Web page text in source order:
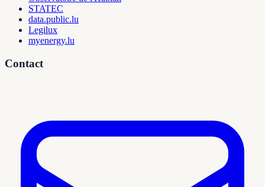
STATEC
data.public.lu
Legilux
myenergy.lu
Contact